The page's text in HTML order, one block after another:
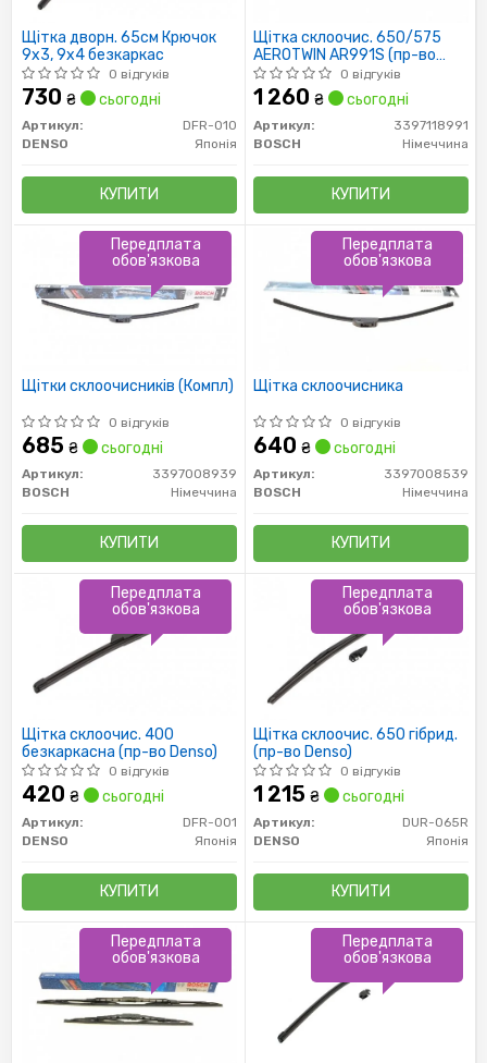
Щітка дворн. 65см Крючок
9x3, 9x4 безкаркас
0 відгуків
730 ₴ сьогодні
Артикул:
DFR-010
DENSO
Японія
КУПИТИ
Щітка склоочис. 650/575
AEROTWIN AR991S (пр-во
Bosch)
0 відгуків
1 260 ₴ сьогодні
Артикул:
3397118991
BOSCH
Німеччина
КУПИТИ
Щітки склоочисників (Компл)
0 відгуків
685 ₴ сьогодні
Артикул:
3397008939
BOSCH
Німеччина
КУПИТИ
Передплата
обов'язкова
Щітка склоочисника
0 відгуків
640 ₴ сьогодні
Артикул:
3397008539
BOSCH
Німеччина
КУПИТИ
Передплата
обов'язкова
Щітка склоочис. 400
безкаркасна (пр-во Denso)
0 відгуків
420 ₴ сьогодні
Артикул:
DFR-001
DENSO
Японія
КУПИТИ
Передплата
обов'язкова
Щітка склоочис. 650 гібрид.
(пр-во Denso)
0 відгуків
1 215 ₴ сьогодні
Артикул:
DUR-065R
DENSO
Японія
КУПИТИ
Передплата
обов'язкова
Передплата
обов'язкова
Передплата
обов'язкова